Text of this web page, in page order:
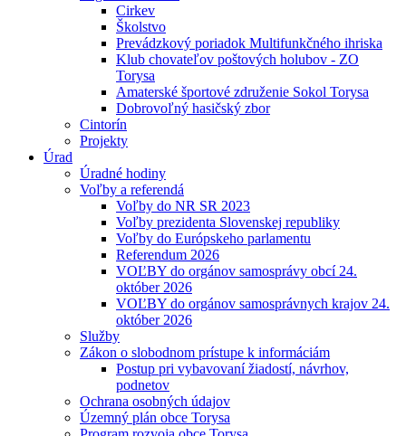
Cirkev
Školstvo
Prevádzkový poriadok Multifunkčného ihriska
Klub chovateľov poštových holubov - ZO
Torysa
Amaterské športové združenie Sokol Torysa
Dobrovoľný hasičský zbor
Cintorín
Projekty
Úrad
Úradné hodiny
Voľby a referendá
Voľby do NR SR 2023
Voľby prezidenta Slovenskej republiky
Voľby do Európskeho parlamentu
Referendum 2026
VOĽBY do orgánov samosprávy obcí 24.
október 2026
VOĽBY do orgánov samosprávnych krajov 24.
október 2026
Služby
Zákon o slobodnom prístupe k informáciám
Postup pri vybavovaní žiadostí, návrhov,
podnetov
Ochrana osobných údajov
Územný plán obce Torysa